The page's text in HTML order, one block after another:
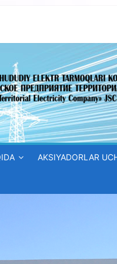
AKSIYADORLAR